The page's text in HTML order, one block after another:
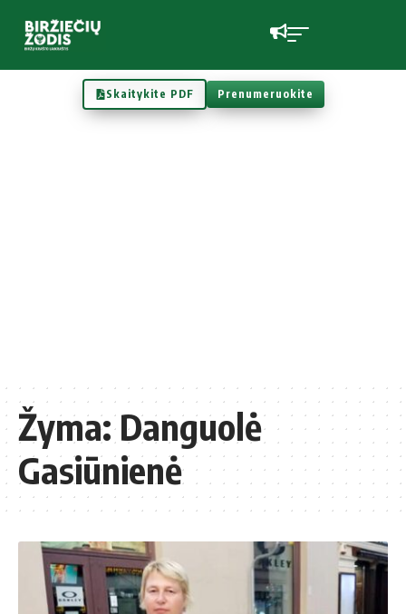
Skaitykite PDF Prenumeruokite
Žyma:Danguolė
Gasiūnienė